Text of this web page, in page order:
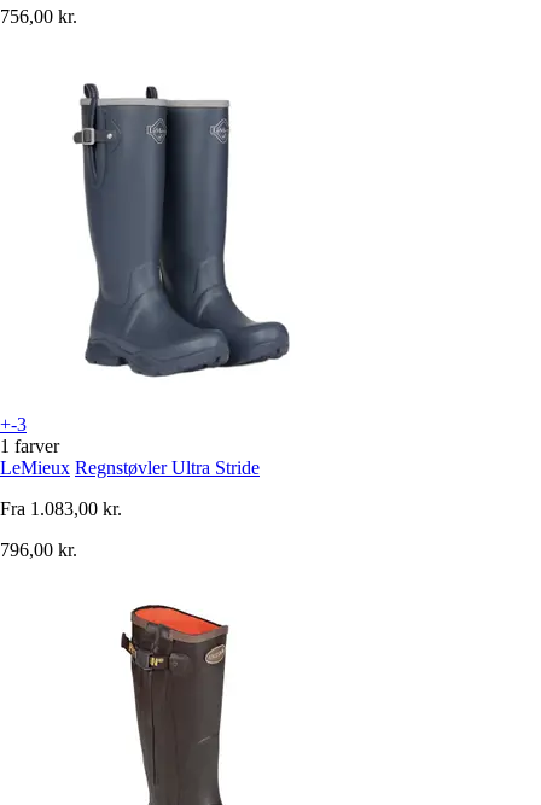
756,00 kr.
+-3
1 farver
LeMieux Regnstøvler Ultra Stride
Fra 1.083,00 kr.
796,00 kr.